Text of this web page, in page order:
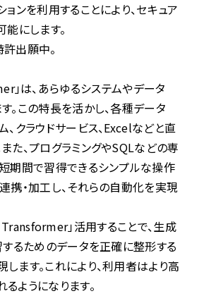
ョンを利用することにより、セキュア
にします。
出願中。
」は、あらゆるシステムやデータ
。この特長を活かし、各種データ
クラウドサービス、Excelなどと直
た、プログラミングやSQLなどの専
期間で習得できるシンプルな操作
携・加工し、それらの自動化を実現
」活用することで、生成
るためのデータを正確に整形する
ます。これにより、利用者はより高
ようになります。